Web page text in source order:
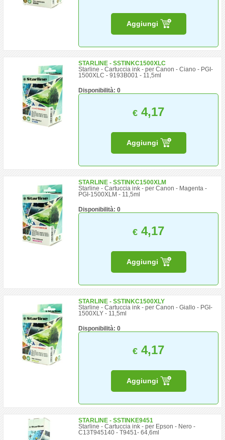
Aggiungi
STARLINE - SSTINKC1500XLC
Starline - Cartuccia ink - per Canon - Ciano - PGI-
1500XLC - 9193B001 - 11,5ml
Disponibilità: 0
€ 4,17
Aggiungi
STARLINE - SSTINKC1500XLM
Starline - Cartuccia ink - per Canon - Magenta -
PGI-1500XLM - 11,5ml
Disponibilità: 0
€ 4,17
Aggiungi
STARLINE - SSTINKC1500XLY
Starline - Cartuccia ink - per Canon - Giallo - PGI-
1500XLY - 11,5ml
Disponibilità: 0
€ 4,17
Aggiungi
STARLINE - SSTINKE9451
Starline - Cartuccia ink - per Epson - Nero -
C13T945140 - T9451- 64,6ml